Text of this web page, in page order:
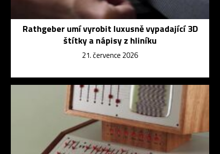
Rathgeber umí vyrobit luxusně vypadající 3D
štítky a nápisy z hliníku
21. července 2026